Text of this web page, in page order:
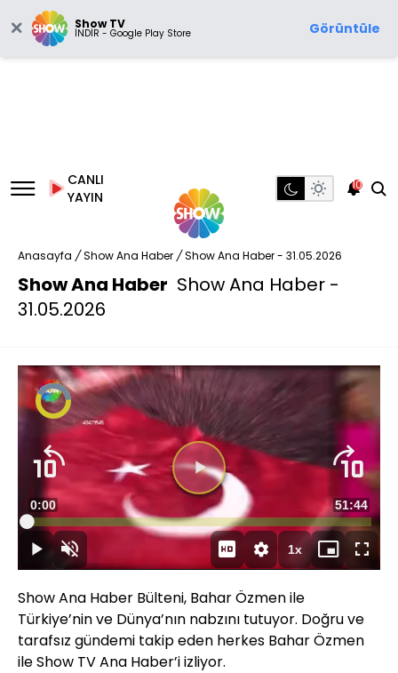
Show TV
İNDİR - Google Play Store Görüntüle
CANLI
YAYIN
10
Anasayfa / Show Ana Haber / Show Ana Haber - 31.05.2026
Show Ana Haber Show Ana Haber -
31.05.2026
DuraklatSesi
Aç
Süre
0:00 Toplam
Süre
51:44
Yüklendi:
0.19%
1xOynatma
Hızı
Mini
oynatıcı
Tam
Ekran
Show Ana Haber Bülteni, Bahar Özmen ile
Türkiye’nin ve Dünya’nın nabzını tutuyor. Doğru ve
tarafsız gündemi takip eden herkes Bahar Özmen
ile Show TV Ana Haber’i izliyor.